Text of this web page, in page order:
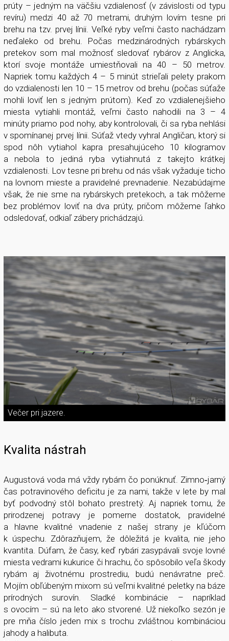
prúty – jedným na väčšiu vzdialenosť (v závislosti od typu
revíru) medzi 40 až 70 metrami, druhým lovím tesne pri
brehu na tzv. prvej línii. Veľké ryby veľmi často nachádzam
neďaleko od brehu. Počas medzinárodných rybárskych
pretekov som mal možnosť sledovať rybárov z Anglicka,
ktorí svoje montáže umiestňovali na 40 – 50 metrov.
Napriek tomu každých 4 – 5 minút strieľali pelety prakom
do vzdialenosti len 10 – 15 metrov od brehu (počas súťaže
mohli loviť len s jedným prútom). Keď zo vzdialenejšieho
miesta vytiahli montáž, veľmi často nahodili na 3 – 4
minúty priamo pod nohy, aby kontrolovali, či sa ryba nehlási
v spomínanej prvej línii. Súťaž vtedy vyhral Angličan, ktorý si
spod nôh vytiahol kapra presahujúceho 10 kilogramov
a nebola to jediná ryba vytiahnutá z takejto krátkej
vzdialenosti. Lov tesne pri brehu od nás však vyžaduje ticho
na lovnom mieste a pravidelné prevnadenie. Nezabúdajme
však, že nie sme na rybárskych pretekoch, a tak môžeme
bez problémov loviť na dva prúty, pričom môžeme ľahko
odsledovať, odkiaľ zábery prichádzajú.
Večer pri jazere.
Kvalita nástrah
Augustová voda má vždy rybám čo ponúknuť. Zimno­‑jarný
čas potravinového deficitu je za nami, takže v lete by mal
byť podvodný stôl bohato prestretý. Aj napriek tomu, že
prirodzenej potravy je pomerne dostatok, pravidelné
a hlavne kvalitné vnadenie z našej strany je kľúčom
k úspechu. Zdôrazňujem, že dôležitá je kvalita, nie jeho
kvantita. Dúfam, že časy, keď rybári zasypávali svoje lovné
miesta vedrami kukurice či hrachu, čo spôsobilo veľa škody
rybám aj životnému prostrediu, budú nenávratne preč.
Mojím obľúbeným mixom sú veľmi kvalitné peletky na báze
prírodných surovín. Sladké kombinácie – napríklad
s ovocím – sú na leto ako stvorené. Už niekoľko sezón je
pre mňa číslo jeden mix s trochu zvláštnou kombináciou
jahody a halibuta.